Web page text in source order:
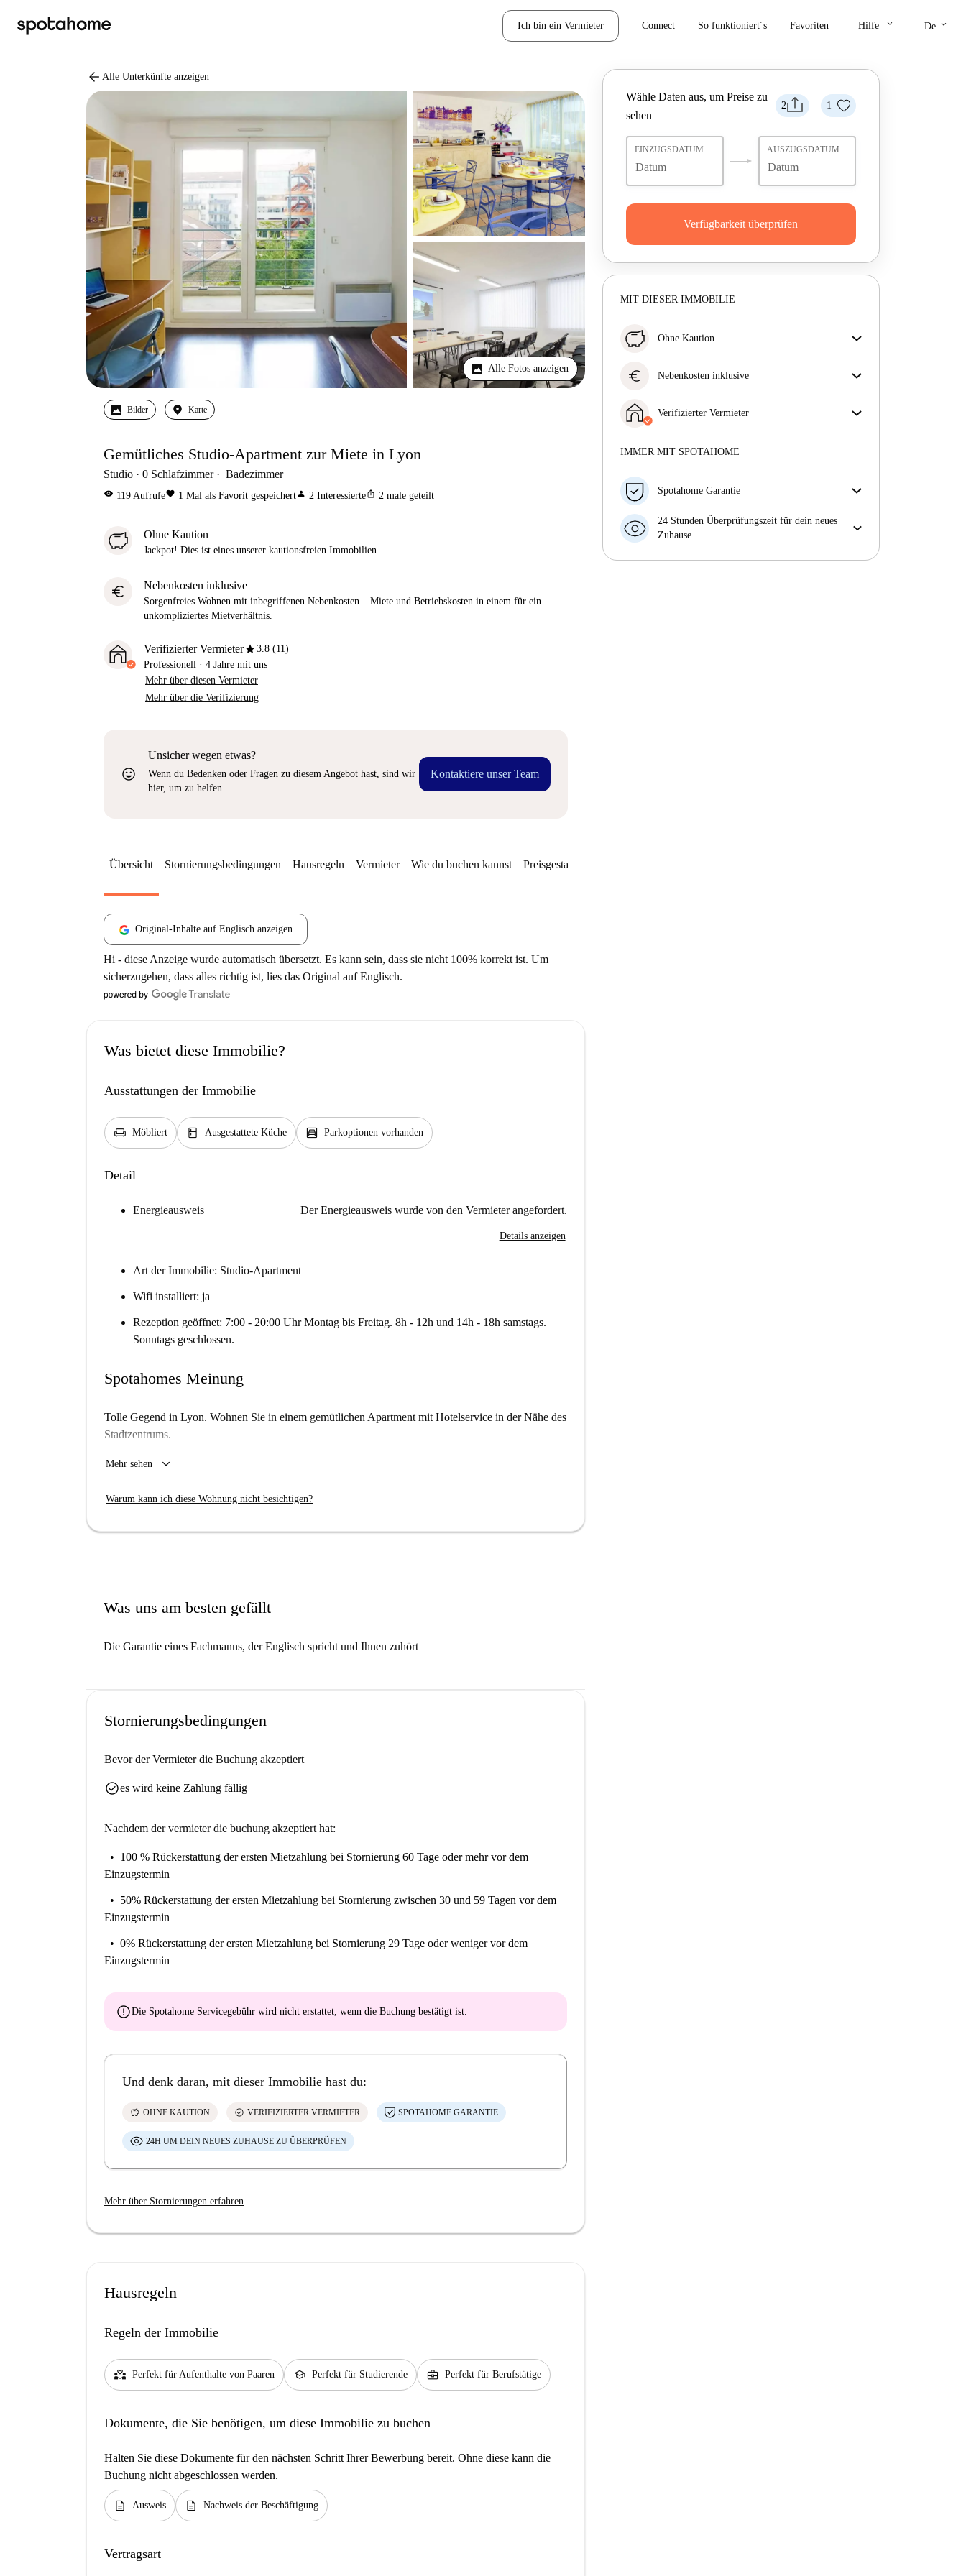
Ich bin ein Vermieter Connect So funktioniert´s Favoriten Hilfe keyboard_arrow_down De keyboard_arrow_down
arrow_back Alle Unterkünfte anzeigen
Alle Fotos anzeigen
Bilder Karte
Gemütliches Studio-Apartment zur Miete in Lyon
Studio 0 Schlafzimmer Badezimmer
visibility 119 Aufrufefavorite 1 Mal als Favorit gespeichertperson 2 Interessierteios_share 2 male geteilt
Ohne Kaution
Jackpot! Dies ist eines unserer kautionsfreien Immobilien.
euro Nebenkosten inklusive
Sorgenfreies Wohnen mit inbegriffenen Nebenkosten – Miete und Betriebskosten in einem für ein
unkompliziertes Mietverhältnis.
Verifizierter Vermieterstar3.8 (11)
Professionell · 4 Jahre mit uns
Mehr über diesen Vermieter
Mehr über die Verifizierung
sentiment_very_satisfied
Unsicher wegen etwas?
Wenn du Bedenken oder Fragen zu diesem Angebot hast, sind wir
hier, um zu helfen.
Kontaktiere unser Team
2 1
Wähle Daten aus, um Preise zu
sehen
EINZUGSDATUM AUSZUGSDATUM
Verfügbarkeit überprüfen
MIT DIESER IMMOBILIE
Ohne Kaution
Immobilien.
euro Nebenkosten inklusive
– Miete und Betriebskosten in einem für ein
unkompliziertes Mietverhältnis.
Verifizierter Vermieter
Mehr über diesen Vermieter
IMMER MIT SPOTAHOME
Spotahome Garantie
Falls der Vermieter deine Buchung kurzfristig
storniert, werden wir dir entweder A) ein Hotel
finden oder B) den gezahlten Betrag vollständig
24 Stunden Überprüfungszeit für dein neues
Zuhause
Übersicht Stornierungsbedingungen Hausregeln Vermieter Wie du buchen kannst Preisgestaltung
Original-Inhalte auf Englisch anzeigen
Hi - diese Anzeige wurde automatisch übersetzt. Es kann sein, dass sie nicht 100% korrekt ist. Um
sicherzugehen, dass alles richtig ist, lies das Original auf Englisch.
Was bietet diese Immobilie?
Ausstattungen der Immobilie
chair Möbliert kitchen Ausgestattete Küche garage Parkoptionen vorhanden
Detail
Energieausweis Der Energieausweis wurde von den Vermieter angefordert.
Details anzeigen
Art der Immobilie: Studio-Apartment
Wifi installiert: ja
Rezeption geöffnet: 7:00 - 20:00 Uhr Montag bis Freitag. 8h - 12h und 14h - 18h samstags.
Sonntags geschlossen.
Spotahomes Meinung
Tolle Gegend in Lyon. Wohnen Sie in einem gemütlichen Apartment mit Hotelservice in der Nähe des
Stadtzentrums.
Neben dem Komfort dieses Aparthotels werden Sie das kulturelle Leben einer wunderschönen
Wichtig:
Mehr sehen keyboard_arrow_down
Warum kann ich diese Wohnung nicht besichtigen?
Was uns am besten gefällt
Die Garantie eines Fachmanns, der Englisch spricht und Ihnen zuhört
Stornierungsbedingungen
Bevor der Vermieter die Buchung akzeptiert
check_circlees wird keine Zahlung fällig
Nachdem der vermieter die buchung akzeptiert hat:
100 % Rückerstattung der ersten Mietzahlung bei Stornierung 60 Tage oder mehr vor dem
Einzugstermin
50% Rückerstattung der ersten Mietzahlung bei Stornierung zwischen 30 und 59 Tagen vor dem
Einzugstermin
0% Rückerstattung der ersten Mietzahlung bei Stornierung 29 Tage oder weniger vor dem
Einzugstermin
errorDie Spotahome Servicegebühr wird nicht erstattet, wenn die Buchung bestätigt ist.
Und denk daran, mit dieser Immobilie hast du:
savings OHNE KAUTION check_circle VERIFIZIERTER VERMIETER SPOTAHOME GARANTIE
24H UM DEIN NEUES ZUHAUSE ZU ÜBERPRÜFEN
Mehr über Stornierungen erfahren
Hausregeln
Regeln der Immobilie
partner_heart Perfekt für Aufenthalte von Paaren school Perfekt für Studierende business_center Perfekt für Berufstätige
Dokumente, die Sie benötigen, um diese Immobilie zu buchen
Halten Sie diese Dokumente für den nächsten Schritt Ihrer Bewerbung bereit. Ohne diese kann die
Buchung nicht abgeschlossen werden.
description Ausweis description Nachweis der Beschäftigung
Vertragsart